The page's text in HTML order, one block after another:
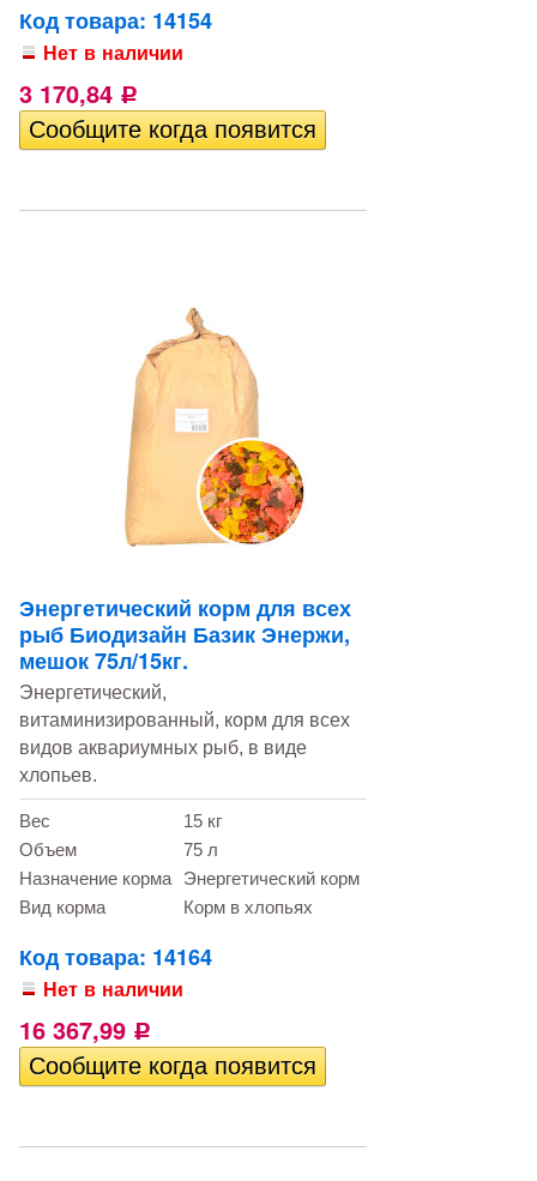
Код товара: 14154
Нет в наличии
3 170,84 Р
Энергетический корм для всех
рыб Биодизайн Базик Энержи,
мешок 75л/15кг.
Энергетический,
витаминизированный, корм для всех
видов аквариумных рыб, в виде
хлопьев.
Вес
15 кг
Объем
75 л
Назначение корма
Энергетический корм
Вид корма
Корм в хлопьях
Код товара: 14164
Нет в наличии
16 367,99 Р